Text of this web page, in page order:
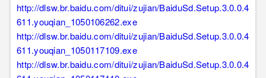
http://dlsw.br.baidu.com/ditui/zujian/BaiduSd.Setup.3.0.0.4
611.youqian_1050106262.exe
http://dlsw.br.baidu.com/ditui/zujian/BaiduSd.Setup.3.0.0.4
611.youqian_1050117109.exe
http://dlsw.br.baidu.com/ditui/zujian/BaiduSd.Setup.3.0.0.4